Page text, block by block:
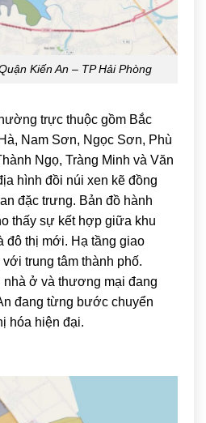
Kiến An – TP Hải Phòng
trực thuộc gồm Bắc
Nam Sơn, Ngọc Sơn, Phù
Ngọ, Tràng Minh và Văn
hình đồi núi xen kẽ đồng
đặc trưng. Bản đồ hành
thấy sự kết hợp giữa khu
đô thị mới. Hạ tầng giao
trung tâm thành phố.
nhà ở và thương mại đang
đang từng bước chuyển
hóa hiện đại.